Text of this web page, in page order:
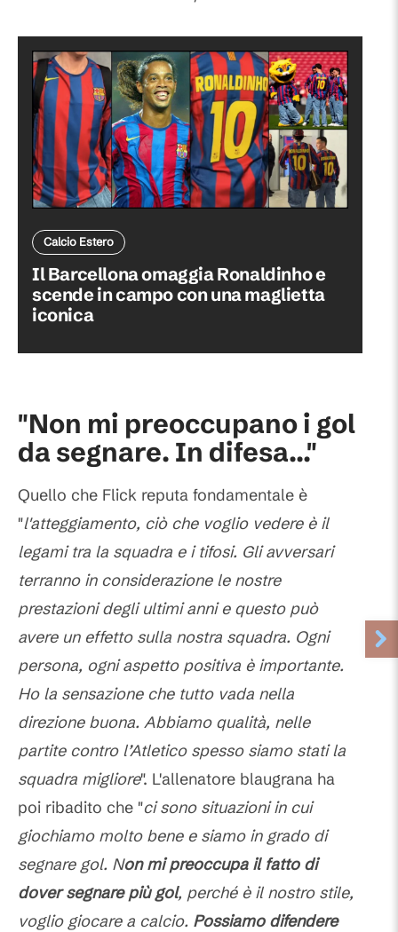
Calcio Estero
Il Barcellona omaggia Ronaldinho e
scende in campo con una maglietta
iconica
"Non mi preoccupano i gol
da segnare. In difesa..."
Quello che Flick reputa fondamentale è
"l'atteggiamento, ciò che voglio vedere è il
legami tra la squadra e i tifosi. Gli avversari
terranno in considerazione le nostre
prestazioni degli ultimi anni e questo può
avere un effetto sulla nostra squadra. Ogni
persona, ogni aspetto positiva è importante.
Ho la sensazione che tutto vada nella
direzione buona. Abbiamo qualità, nelle
partite contro l’Atletico spesso siamo stati la
squadra migliore". L'allenatore blaugrana ha
poi ribadito che "ci sono situazioni in cui
giochiamo molto bene e siamo in grado di
segnare gol. Non mi preoccupa il fatto di
dover segnare più gol, perché è il nostro stile,
voglio giocare a calcio. Possiamo difendere